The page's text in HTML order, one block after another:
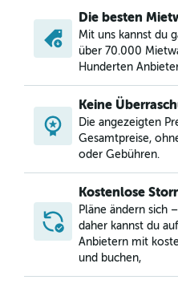
Die besten
Mit uns kannst du
über 70.000
Hunderten
Keine
Die angezeigten
Gesamtpreise,
oder Gebühren.
Kostenlose
Pläne ändern sich
daher kannst du
Anbietern mit
und buchen,